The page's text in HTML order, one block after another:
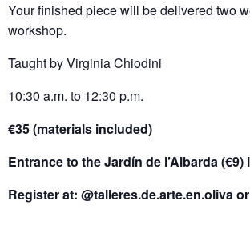
Your finished piece will be delivered two
workshop.
Taught by Virginia Chiodini
10:30 a.m. to 12:30 p.m.
€35 (materials included)
Entrance to the Jardín de l’Albarda
Register at: @talleres.de.arte.en.oliva